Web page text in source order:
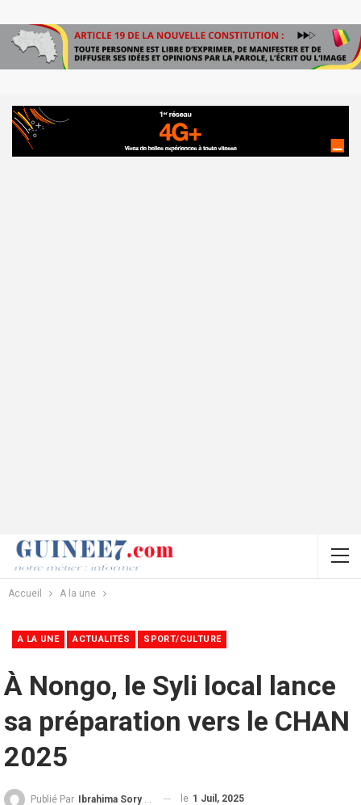
Accueil A la une
A LA UNE ACTUALITÉS SPORT/CULTURE
À Nongo, le Syli local lance
sa préparation vers le CHAN
2025
Publié Par Ibrahima Sory Diallo le 1 Juil, 2025